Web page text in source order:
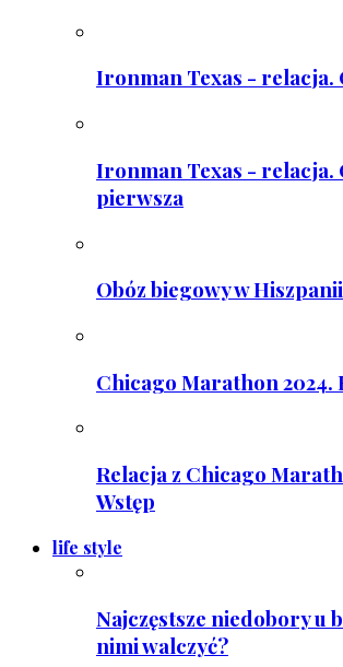
Ironman Texas - relacja.
Ironman Texas - relacja.
pierwsza
Obóz biegowy w Hiszpanii
Chicago Marathon 2024.
Relacja z Chicago
Wstęp
life style
Najczęstsze niedobory u
nimi walczyć?